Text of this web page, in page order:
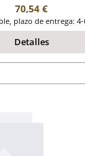
Precio normal:
70,54 €
plazo de entrega: 4-
Detalles